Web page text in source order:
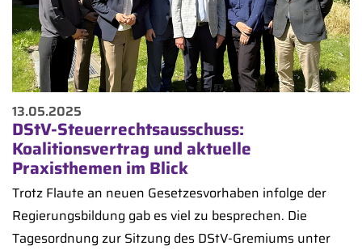
13.05.2025
DStV-Steuerrechtsausschuss:
Koalitionsvertrag und aktuelle
Praxisthemen im Blick
Trotz Flaute an neuen Gesetzesvorhaben infolge der
Regierungsbildung gab es viel zu besprechen. Die
Tagesordnung zur Sitzung des DStV-Gremiums unter